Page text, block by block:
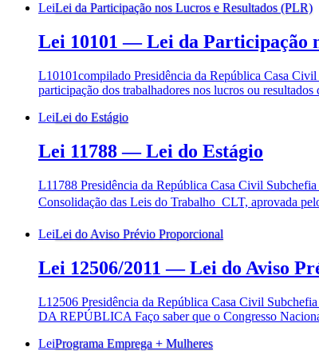
LeiLei da Participação nos Lucros e Resultados (PLR)
Lei 10101 —Lei da Participação
L10101compilado Presidência da República Casa
participação dos trabalhadores nos lucros ou
LeiLei do Estágio
Lei 11788—Lei do Estágio
L11788 Presidência da República Casa Civil
Consolidação das Leis do Trabalho  CLT, aprovada
LeiLei do Aviso Prévio Proporcional
Lei 12506/2011 —Lei do Aviso
L12506 Presidência da República Casa Civil
DA REPÚBLICA Faço saber que o Congresso
LeiPrograma Emprega + Mulheres